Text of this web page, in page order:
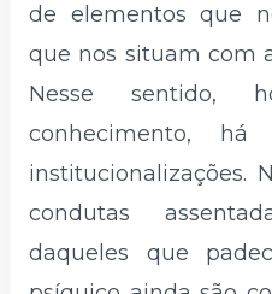
de elementos que
que nos situam com
Nesse sentido,
conhecimento,
institucionalizações.
condutas
daqueles que